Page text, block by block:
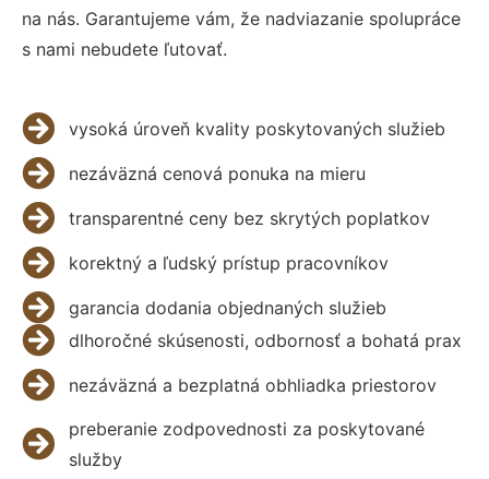
na nás. Garantujeme vám, že nadviazanie spolupráce
s nami nebudete ľutovať.
vysoká úroveň kvality poskytovaných služieb
nezáväzná cenová ponuka na mieru
transparentné ceny bez skrytých poplatkov
korektný a ľudský prístup pracovníkov
garancia dodania objednaných služieb
dlhoročné skúsenosti, odbornosť a bohatá prax
nezáväzná a bezplatná obhliadka priestorov
preberanie zodpovednosti za poskytované
služby